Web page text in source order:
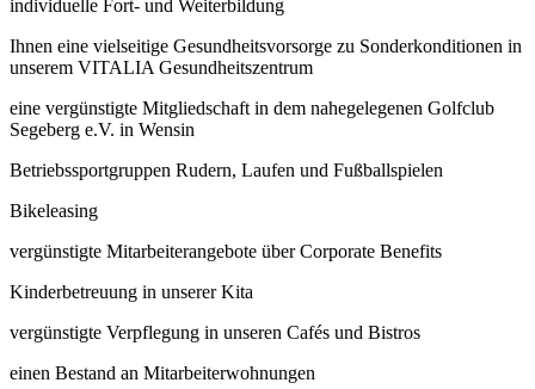
individuelle Fort- und Weiterbildung
Ihnen eine vielseitige Gesundheitsvorsorge zu Sonderkonditionen in
unserem VITALIA Gesundheitszentrum
eine vergünstigte Mitgliedschaft in dem nahegelegenen Golfclub
Segeberg e.V. in Wensin
Betriebssportgruppen Rudern, Laufen und Fußballspielen
Bikeleasing
vergünstigte Mitarbeiterangebote über Corporate Benefits
Kinderbetreuung in unserer Kita
vergünstigte Verpflegung in unseren Cafés und Bistros
einen Bestand an Mitarbeiterwohnungen